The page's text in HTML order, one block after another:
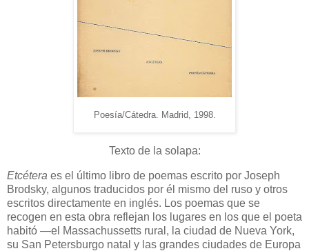
Poesía/Cátedra. Madrid, 1998.
Texto de la solapa:
Etcétera es el último libro de poemas escrito por Joseph
Brodsky, algunos traducidos por él mismo del ruso y otros
escritos directamente en inglés. Los poemas que se
recogen en esta obra reflejan los lugares en los que el poeta
habitó —el Massachussetts rural, la ciudad de Nueva York,
su San Petersburgo natal y las grandes ciudades de Europa